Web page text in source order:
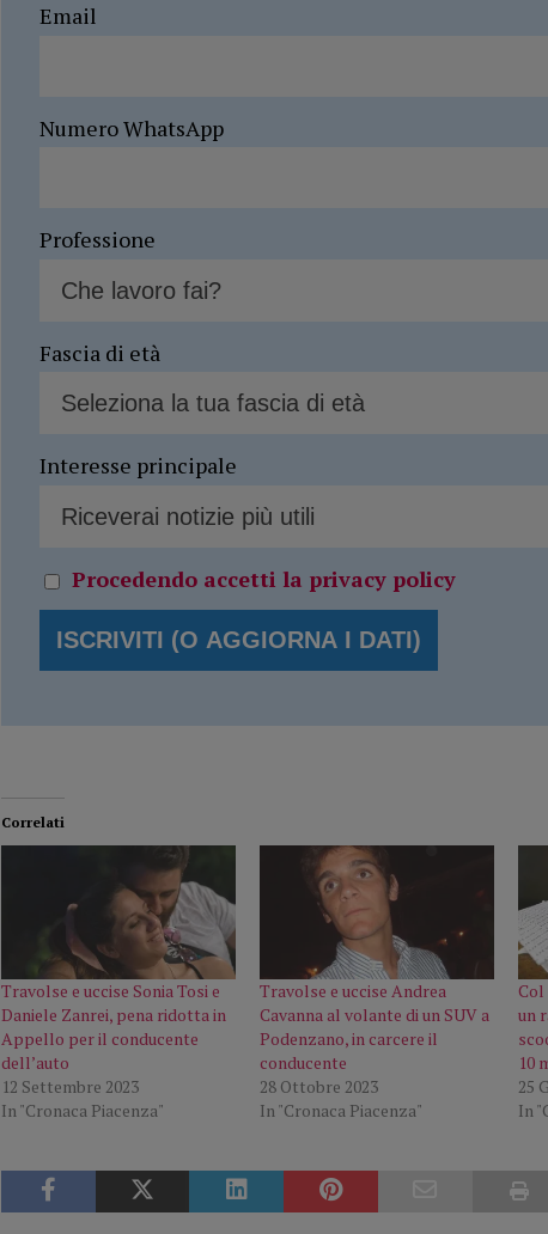
Email
Numero WhatsApp
Professione
Fascia di età
Interesse principale
Procedendo accetti la privacy policy
Correlati
Travolse e uccise Sonia Tosi e
Daniele Zanrei, pena ridotta in
Appello per il conducente
dell’auto
12 Settembre 2023
In "Cronaca Piacenza"
Travolse e uccise Andrea
Cavanna al volante di un SUV a
Podenzano, in carcere il
conducente
28 Ottobre 2023
In "Cronaca Piacenza"
un
10
25
In